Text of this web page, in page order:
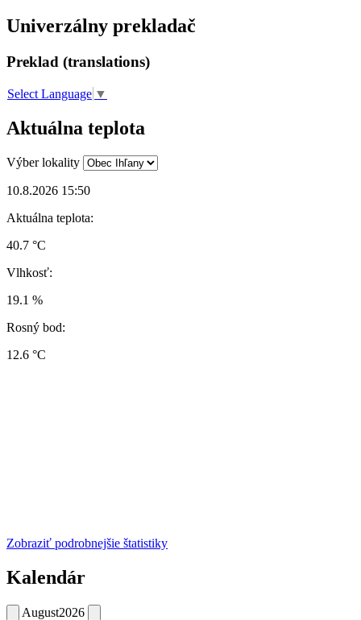
Univerzálny prekladač
Preklad (translations)
Select Language ▼
Aktuálna teplota
Výber lokality
10.8.2026 15:50
Aktuálna teplota:
40.7 °C
Vlhkosť:
19.1 %
Rosný bod:
12.6 °C
Zobraziť podrobnejšie štatistiky
Kalendár
August2026